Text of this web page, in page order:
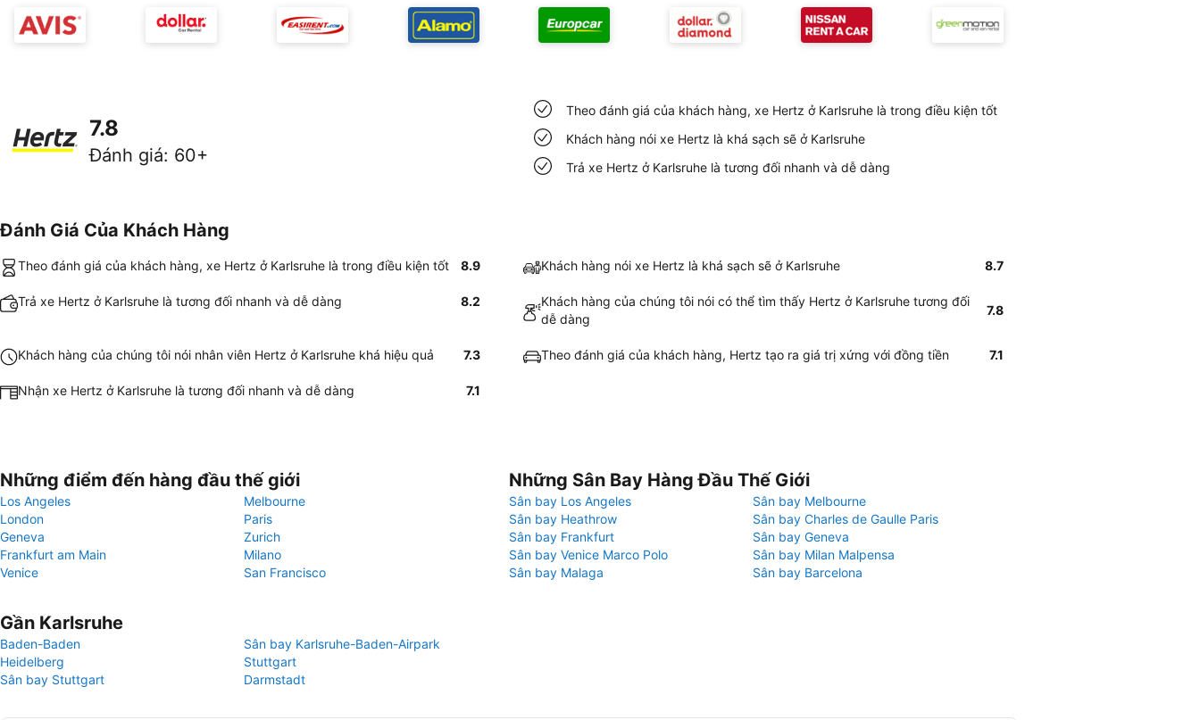
7.8
Đánh giá: 60+
Theo đánh giá của khách hàng, xe Hertz ở Karlsruhe là trong điều kiện tốt
Khách hàng nói xe Hertz là khá sạch sẽ ở Karlsruhe
Trả xe Hertz ở Karlsruhe là tương đối nhanh và dễ dàng
Đánh Giá Của Khách Hàng
Theo đánh giá của khách hàng, xe Hertz ở Karlsruhe là trong điều kiện tốt 8.9 Khách hàng nói xe Hertz là khá sạch sẽ ở Karlsruhe 8.7
Trả xe Hertz ở Karlsruhe là tương đối nhanh và dễ dàng 8.2
Khách hàng của chúng tôi nói có thể tìm thấy Hertz ở Karlsruhe tương đối
dễ dàng
7.8
Khách hàng của chúng tôi nói nhân viên Hertz ở Karlsruhe khá hiệu quả 7.3 Theo đánh giá của khách hàng, Hertz tạo ra giá trị xứng với đồng tiền 7.1
Nhận xe Hertz ở Karlsruhe là tương đối nhanh và dễ dàng 7.1
Những điểm đến hàng đầu thế giới
Los Angeles
Melbourne
London
Paris
Geneva
Zurich
Frankfurt am Main
Milano
Venice
San Francisco
Những Sân Bay Hàng Đầu Thế Giới
Sân bay Los Angeles
Sân bay Melbourne
Sân bay Heathrow
Sân bay Charles de Gaulle Paris
Sân bay Frankfurt
Sân bay Geneva
Sân bay Venice Marco Polo
Sân bay Milan Malpensa
Sân bay Malaga
Sân bay Barcelona
Gần Karlsruhe
Baden-Baden
Sân bay Karlsruhe-Baden-Airpark
Heidelberg
Stuttgart
Sân bay Stuttgart
Darmstadt